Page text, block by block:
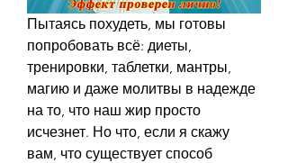
Пытаясь похудеть, мы готовы
попробовать всё: диеты,
тренировки, таблетки, мантры,
магию и даже молитвы в надежде
на то, что наш жир просто
исчезнет. Но что, если я скажу
вам, что существует способ